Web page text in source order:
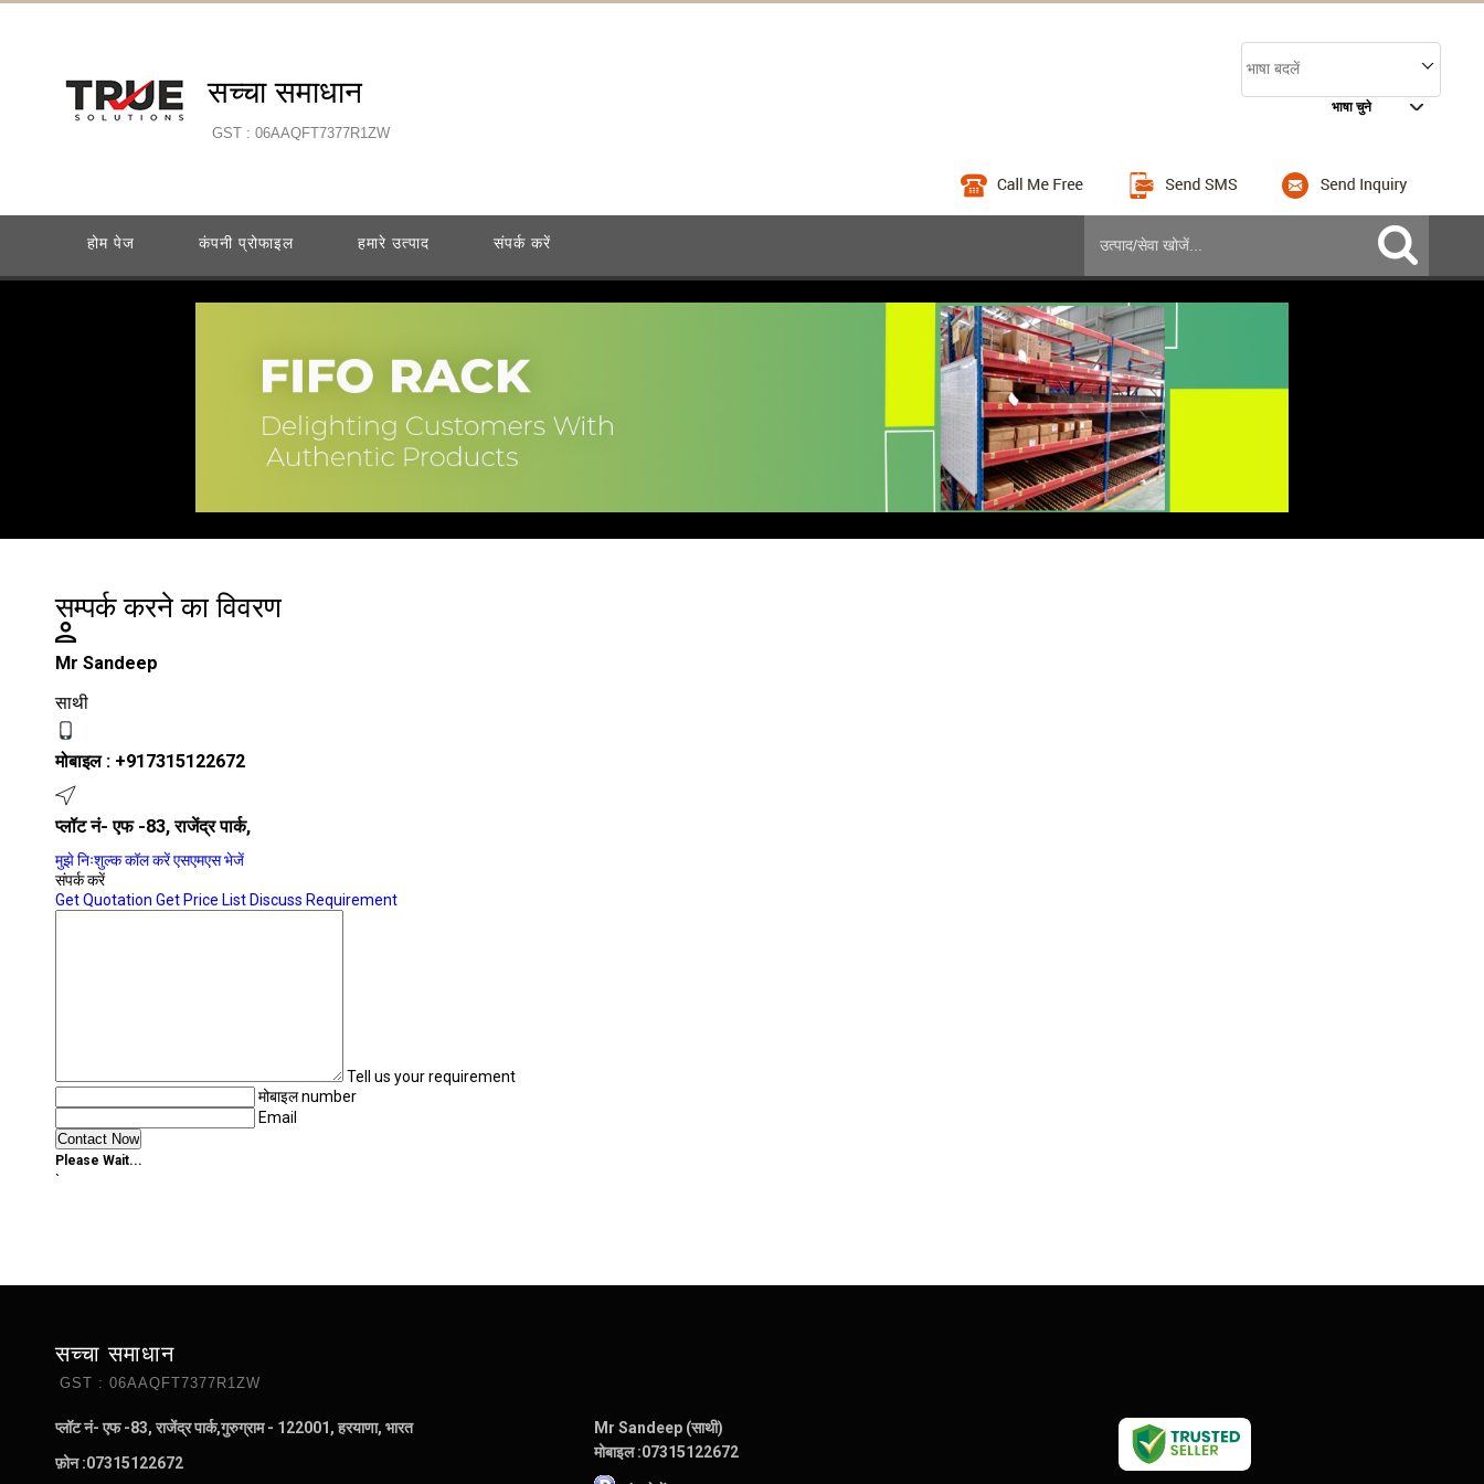
सच्चा समाधान
GST : 06AAQFT7377R1ZW
भाषा बदलें
भाषा चुने
होम पेज कंपनी प्रोफाइल हमारे उत्पाद संपर्क करें
सम्पर्क करने का विवरण
Mr Sandeep
साथी
मोबाइल : +917315122672
प्लॉट नं- एफ -83, राजेंद्र पार्क,
मुझे निःशुल्क कॉल करेंएसएमएस भेजें
संपर्क करें
Get Quotation Get Price List Discuss Requirement
Tell us your requirement
मोबाइल number
Email
Please Wait...
`
सच्चा समाधान
GST : 06AAQFT7377R1ZW
प्लॉट नं- एफ -83, राजेंद्र पार्क,गुरुग्राम - 122001, हरयाणा, भारत
फ़ोन :07315122672
Mr Sandeep (साथी)
मोबाइल :07315122672